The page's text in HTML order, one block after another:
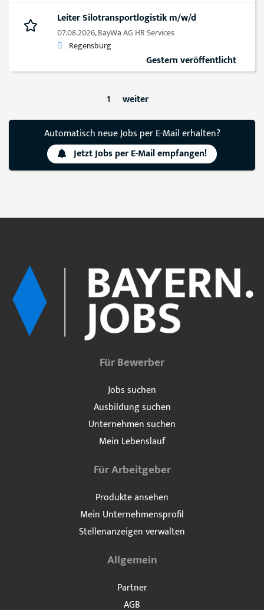
Leiter Silotransportlogistik m/w/d
07.08.2026,BayWa AG HR Services
Regensburg
Gestern veröffentlicht
1 weiter
Automatisch neue Jobs per E-Mail erhalten?
Jetzt Jobs per E-Mail empfangen!
Für Bewerber
Jobs suchen
Ausbildung suchen
Unternehmen suchen
Mein Lebenslauf
Für Arbeitgeber
Produkte ansehen
Mein Unternehmensprofil
Stellenanzeigen verwalten
Allgemein
Partner
AGB